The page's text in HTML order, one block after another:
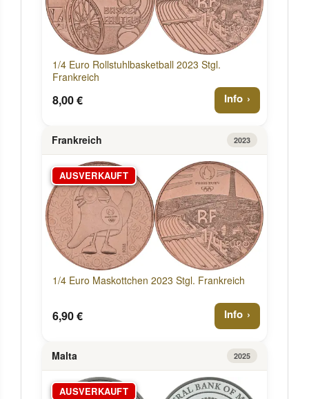
1/4 Euro Rollstuhlbasketball 2023 Stgl.
Frankreich
8,00 € Info
Frankreich 2023
AUSVERKAUFT
1/4 Euro Maskottchen 2023 Stgl. Frankreich
6,90 € Info
Malta 2025
AUSVERKAUFT